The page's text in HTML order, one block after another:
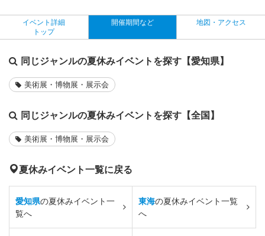
イベント詳細
トップ
開催期間など 地図・アクセス
同じジャンルの夏休みイベントを探す【愛知県】
美術展・博物展・展示会
同じジャンルの夏休みイベントを探す【全国】
美術展・博物展・展示会
夏休みイベント一覧に戻る
愛知県の夏休みイベント一
覧へ
東海の夏休みイベント一覧
へ